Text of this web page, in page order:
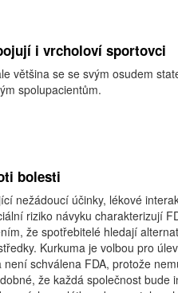
i vrcholoví sportovci
většina se se svým osudem
spolupacientům.
bolesti
nežádoucí účinky, lékové
riziko návyku charakterizují
že spotřebitelé hledají
Kurkuma je volbou pro
schválena FDA, protože
že každá společnost bude